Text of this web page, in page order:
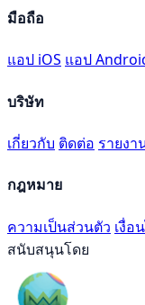
มือถือ
แอป iOS แอป
บริษัท
เกี่ยวกับ ติดต่อ รายงา
กฎหมาย
ความเป็นส่วนตัว เงื่อ
สนับสนุนโดย